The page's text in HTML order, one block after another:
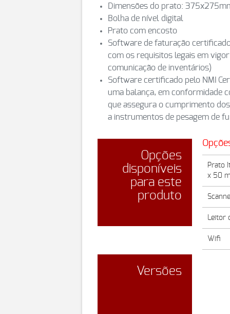
Dimensões do prato:
Bolha de nível digital
Prato com encosto
Software de faturação
com os requisitos legais em
comunicação de inventários)
Software certificado pelo NMI
uma balança, em conformidade
que assegura o cumprimento
a instrumentos de pesagem de
Opções
disponíveis
para este
produto
Prato
x 50
Leitor
Wifi
Versões